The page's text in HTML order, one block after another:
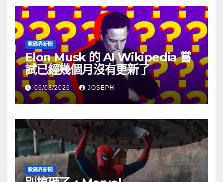
數碼界新聞
Elon Musk 的 AI Wikipedia 嘗
試已經幾個月沒有更新了
06/08/2026 JOSEPH
數碼界新聞